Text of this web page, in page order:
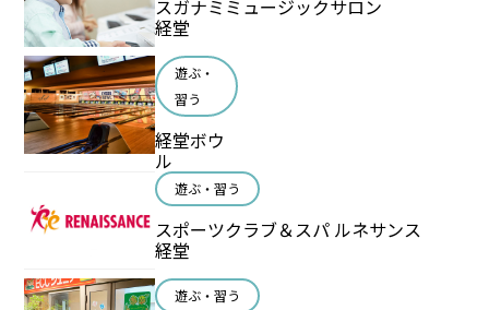
スガナミミュージックサロン
経堂
遊ぶ・
習う
経堂ボウ
ル
遊ぶ・習う
スポーツクラブ＆スパ ルネサンス
経堂
遊ぶ・習う